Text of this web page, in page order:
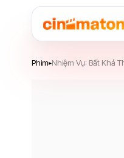
Phim▸Nhiệm Vụ: Bất Khả